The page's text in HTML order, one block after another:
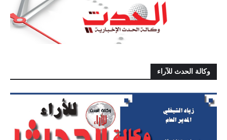
وكالة الحدث للآراء